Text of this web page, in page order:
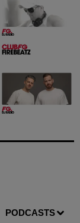
PODCASTS